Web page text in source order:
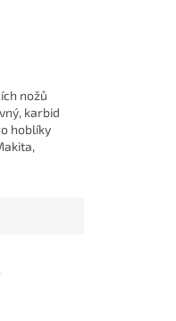
nožů
karbid
hoblíky